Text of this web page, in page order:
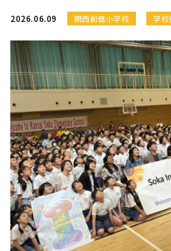
2026.06.09 関西創価小学校 学校